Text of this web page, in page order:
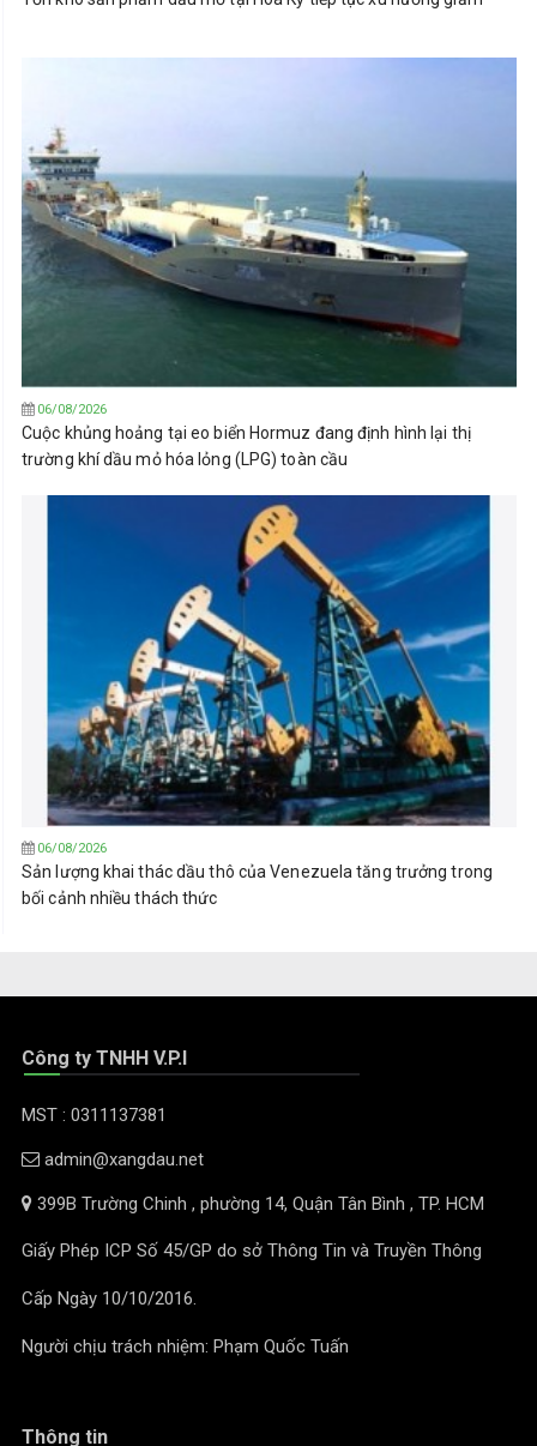
06/08/2026
Cuộc khủng hoảng tại eo biển Hormuz đang định hình lại thị
trường khí dầu mỏ hóa lỏng (LPG) toàn cầu
06/08/2026
Sản lượng khai thác dầu thô của Venezuela tăng trưởng trong
bối cảnh nhiều thách thức
Công ty TNHH V.P.I
MST : 0311137381
admin@xangdau.net
399B Trường Chinh , phường 14, Quận Tân Bình , TP. HCM
Giấy Phép ICP Số 45/GP do sở Thông Tin và Truyền Thông
Cấp Ngày 10/10/2016.
Người chịu trách nhiệm: Phạm Quốc Tuấn
Thông tin